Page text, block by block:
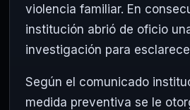
violencia familiar. En
institución abrió de oficio
investigación para
Según el comunicado
medida preventiva se le